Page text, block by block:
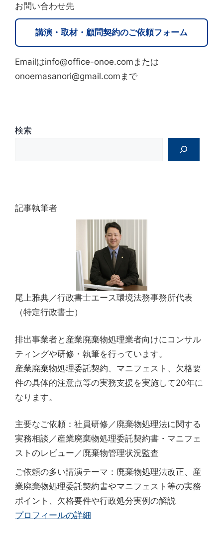
e
r
t
i
:
お問い合わせ先
講演・取材・顧問契約のご依頼フォーム
Emailはinfo@office-onoe.comまたは
onoemasanori@gmail.comまで
検索
記事執筆者
尾上雅典／行政書士エース環境法務事務所代表
（特定行政書士）
排出事業者と産業廃棄物処理業者向けにコンサル
ティングや研修・執筆を行っています。
産業廃棄物処理委託契約、マニフェスト、欠格要
件の具体的注意点等の実務支援を実施して20年に
なります。
主要なご依頼：社員研修／廃棄物処理法に関する
実務相談／産業廃棄物処理委託契約書・マニフェ
ストのレビュー／廃棄物管理状況監査
ご依頼の多い講演テーマ：廃棄物処理法改正、産
業廃棄物処理委託契約書やマニフェスト等の実務
ポイント、欠格要件や行政処分実例の解説
プロフィールの詳細